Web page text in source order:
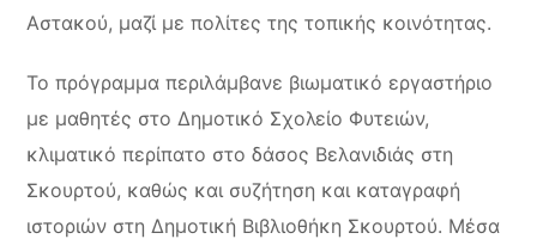
Αστακού, μαζί με πολίτες της τοπικής κοινότητας.
Το πρόγραμμα περιλάμβανε βιωματικό εργαστήριο
με μαθητές στο Δημοτικό Σχολείο Φυτειών,
κλιματικό περίπατο στο δάσος Βελανιδιάς στη
Σκουρτού, καθώς και συζήτηση και καταγραφή
ιστοριών στη Δημοτική Βιβλιοθήκη Σκουρτού. Μέσα